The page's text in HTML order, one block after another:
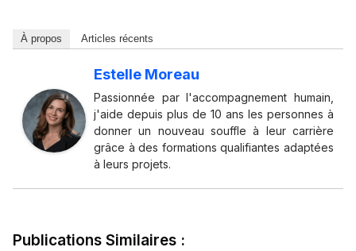
À propos Articles récents
Estelle Moreau
Passionnée par l'accompagnement humain,
j'aide depuis plus de 10 ans les personnes à
donner un nouveau souffle à leur carrière
grâce à des formations qualifiantes adaptées
à leurs projets.
Publications Similaires :